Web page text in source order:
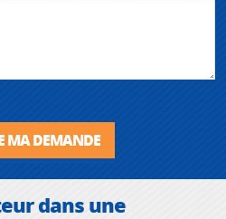
MA DEMANDE
dans une